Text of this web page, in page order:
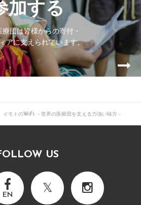
加する
療団は皆様からの寄付・
アに支えられています。
イモトのWiFi －世界の医療団を支える力強い味方－
US
EN